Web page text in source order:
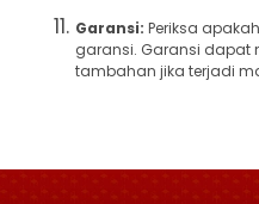
Garansi: Periksa
garansi. Garansi dapat
tambahan jika terjadi